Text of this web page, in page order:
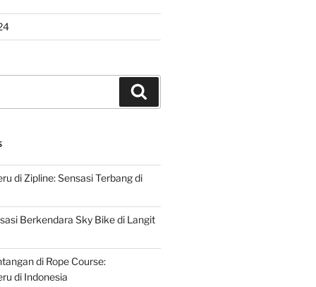
di Zipline: Sensasi Terbang di
Berkendara Sky Bike di Langit
di Rope Course:
di Indonesia